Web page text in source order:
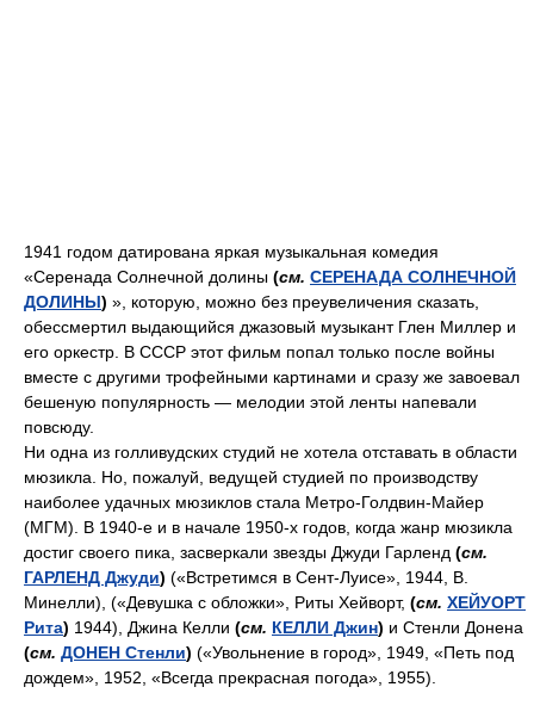
1941 годом датирована яркая музыкальная комедия
«Серенада Солнечной долины (см. СЕРЕНАДА СОЛНЕЧНОЙ
ДОЛИНЫ) », которую, можно без преувеличения сказать,
обессмертил выдающийся джазовый музыкант Глен Миллер и
его оркестр. В СССР этот фильм попал только после войны
вместе с другими трофейными картинами и сразу же завоевал
бешеную популярность — мелодии этой ленты напевали
повсюду.
Ни одна из голливудских студий не хотела отставать в области
мюзикла. Но, пожалуй, ведущей студией по производству
наиболее удачных мюзиклов стала Метро-Голдвин-Майер
(МГМ). В 1940-е и в начале 1950-х годов, когда жанр мюзикла
достиг своего пика, засверкали звезды Джуди Гарленд (см.
ГАРЛЕНД Джуди) («Встретимся в Сент-Луисе», 1944, В.
Минелли), («Девушка с обложки», Риты Хейворт, (см. ХЕЙУОРТ
Рита) 1944), Джина Келли (см. КЕЛЛИ Джин) и Стенли Донена
(см. ДОНЕН Стенли) («Увольнение в город», 1949, «Петь под
дождем», 1952, «Всегда прекрасная погода», 1955).